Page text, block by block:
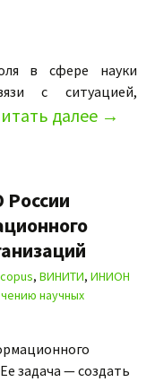
в сфере науки
с ситуацией,
далее →
, ВИНИТИ, ИНИОН
научных
задача — создать